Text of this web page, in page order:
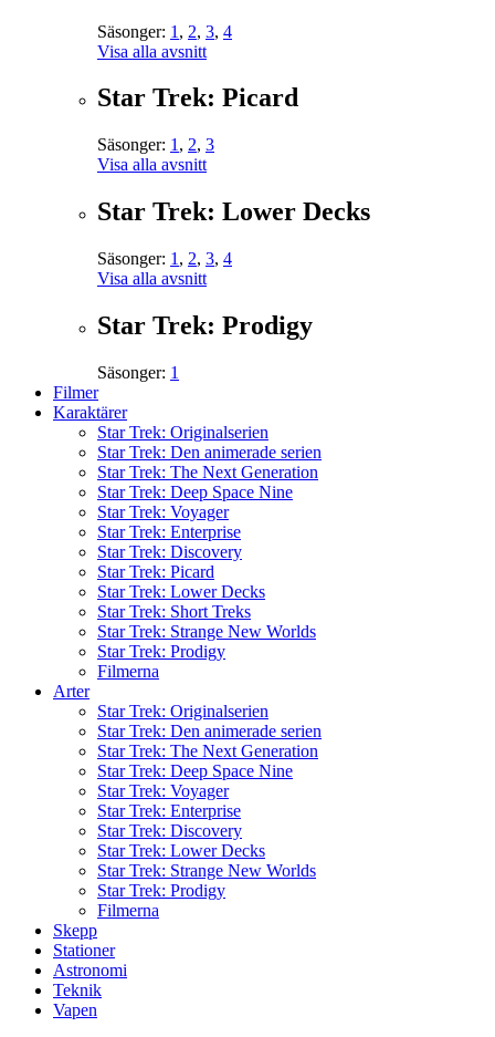
Säsonger: 1 , 2, 3, 4
Visa alla avsnitt
Star Trek: Picard
Säsonger: 1 , 2, 3
Visa alla avsnitt
Star Trek: Lower Decks
Säsonger: 1 , 2, 3, 4
Visa alla avsnitt
Star Trek: Prodigy
Säsonger: 1
Filmer
Karaktärer
Star Trek: Originalserien
Star Trek: Den animerade serien
Star Trek: The Next Generation
Star Trek: Deep Space Nine
Star Trek: Voyager
Star Trek: Enterprise
Star Trek: Discovery
Star Trek: Picard
Star Trek: Lower Decks
Star Trek: Short Treks
Star Trek: Strange New Worlds
Star Trek: Prodigy
Filmerna
Arter
Star Trek: Originalserien
Star Trek: Den animerade serien
Star Trek: The Next Generation
Star Trek: Deep Space Nine
Star Trek: Voyager
Star Trek: Enterprise
Star Trek: Discovery
Star Trek: Lower Decks
Star Trek: Strange New Worlds
Star Trek: Prodigy
Filmerna
Skepp
Stationer
Astronomi
Teknik
Vapen